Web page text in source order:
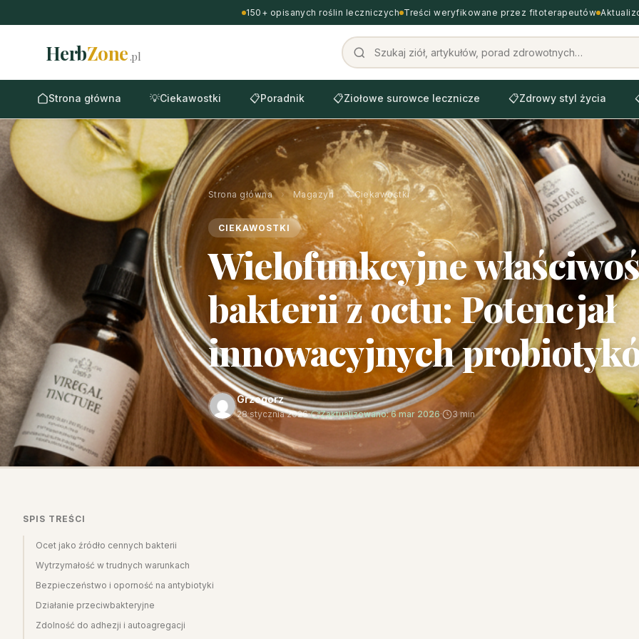
150+ opisanych roślin leczniczych Treści weryfikowane przez fitoterapeutów
HerbZone.pl
Strona główna 💡Ciekawostki 📋Poradnik 📋Ziołowe surowce lecznicze 📋Zdrowy styl życia
Strona główna › Magazyn › Ciekawostki
CIEKAWOSTKI
Wielofunkcyjne
bakterii z octu: Potencjał
innowacyjnych
Grzegorz
28 stycznia 2026· Zaktualizowano: 6 mar 2026· 3 min
SPIS TREŚCI
Ocet jako źródło cennych bakterii
Wytrzymałość w trudnych warunkach
Bezpieczeństwo i oporność na antybiotyki
Działanie przeciwbakteryjne
Zdolność do adhezji i autoagregacji